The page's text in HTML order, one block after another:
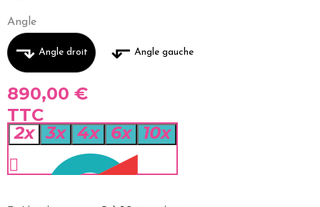
Angle
⬎ Angle droit ⬐ Angle gauche
890,00 €
TTC
2x 3x 4x 6x 10x